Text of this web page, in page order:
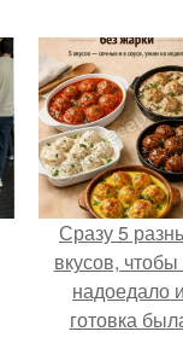
Сразу 5
вкусов,
надоедало и
готовка